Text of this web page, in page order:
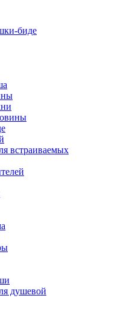
биде
встраиваемых
душевой